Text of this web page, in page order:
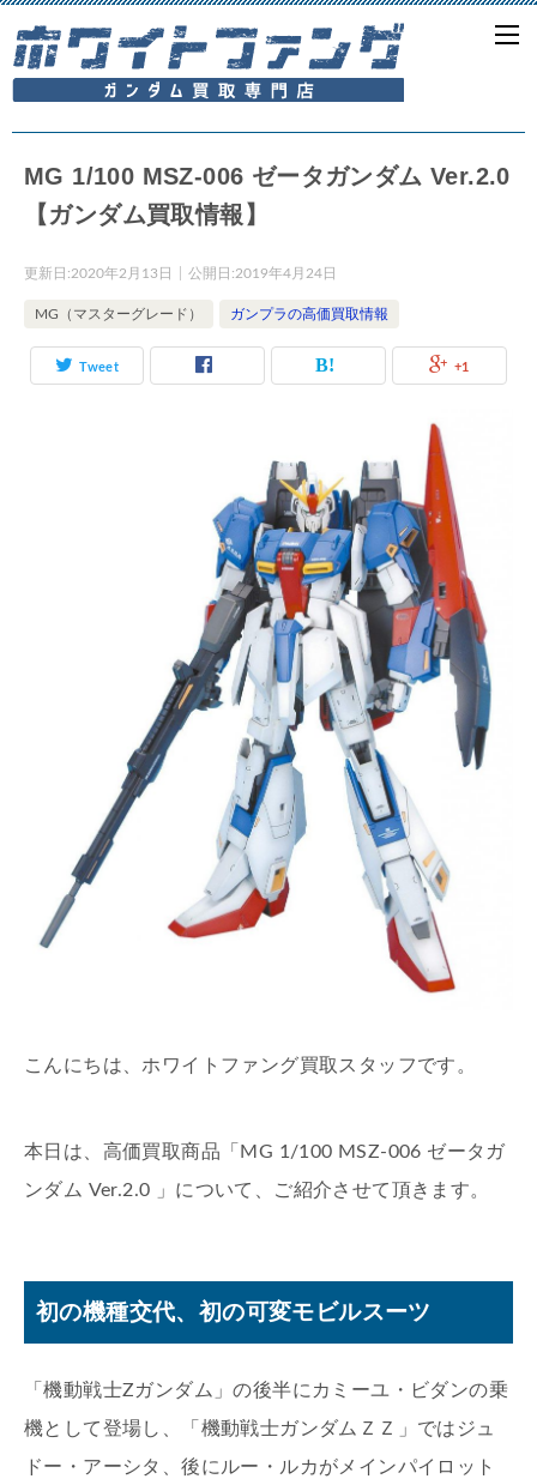
MG 1/100 MSZ-006 ゼータガンダム Ver.2.0
【ガンダム買取情報】
更新日:2020年2月13日 公開日:2019年4月24日
MG（マスターグレード） ガンプラの高価買取情報
Tweet +1
こんにちは、ホワイトファング買取スタッフです。
本日は、高価買取商品「MG 1/100 MSZ-006 ゼータガ
ンダム Ver.2.0 」について、ご紹介させて頂きます。
初の機種交代、初の可変モビルスーツ
「機動戦士Zガンダム」の後半にカミーユ・ビダンの乗
機として登場し、「機動戦士ガンダムＺＺ」ではジュ
ドー・アーシタ、後にルー・ルカがメインパイロット